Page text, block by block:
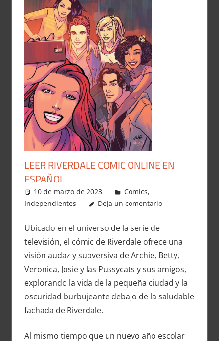
LEER RIVERDALE COMIC ONLINE EN
ESPAÑOL
10 de marzo de 2023 Carlitox Banana
Comics,
Independientes
Deja un comentario
Ubicado en el universo de la serie de
televisión, el cómic de Riverdale ofrece una
visión audaz y subversiva de Archie, Betty,
Veronica, Josie y las Pussycats y sus amigos,
explorando la vida de la pequeña ciudad y la
oscuridad burbujeante debajo de la saludable
fachada de Riverdale.
Al mismo tiempo que un nuevo año escolar